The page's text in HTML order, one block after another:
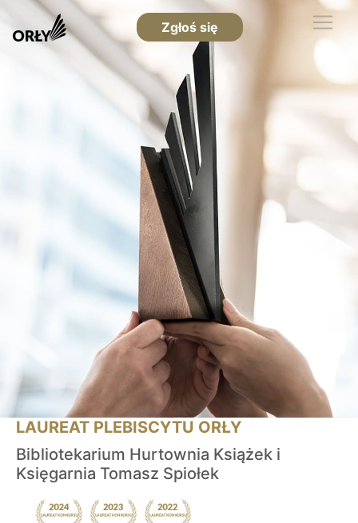
Zgłoś się
LAUREAT PLEBISCYTU ORŁY
Bibliotekarium Hurtownia Książek i
Księgarnia Tomasz Spiołek